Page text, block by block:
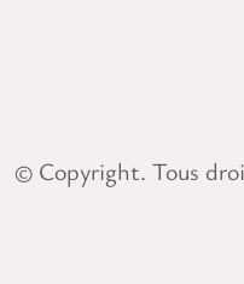
© Copyright. Tous